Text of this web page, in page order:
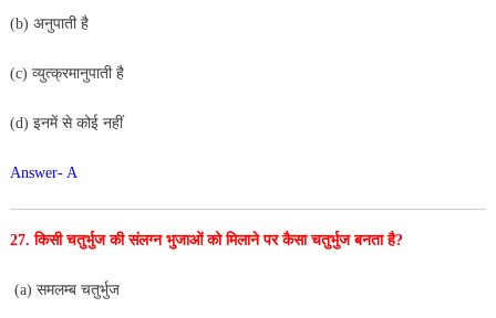
(b) अनुपाती है
(c) व्युत्क्रमानुपाती है
(d) इनमें से कोई नहीं
Answer- A
27. किसी चतुर्भुज की संलग्न भुजाओं को मिलाने पर कैसा चतुर्भुजबनता है?
(a) समलम्ब चतुर्भुज